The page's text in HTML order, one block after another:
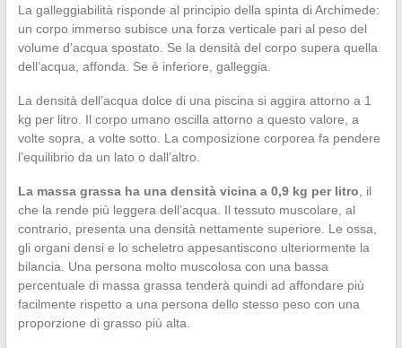
La galleggiabilità risponde al principio della spinta di Archimede:
un corpo immerso subisce una forza verticale pari al peso del
volume d’acqua spostato. Se la densità del corpo supera quella
dell’acqua, affonda. Se è inferiore, galleggia.
La densità dell’acqua dolce di una piscina si aggira attorno a 1
kg per litro. Il corpo umano oscilla attorno a questo valore, a
volte sopra, a volte sotto. La composizione corporea fa pendere
l’equilibrio da un lato o dall’altro.
La massa grassa ha una densità vicina a 0,9 kg per litro , il
che la rende più leggera dell’acqua. Il tessuto muscolare, al
contrario, presenta una densità nettamente superiore. Le ossa,
gli organi densi e lo scheletro appesantiscono ulteriormente la
bilancia. Una persona molto muscolosa con una bassa
percentuale di massa grassa tenderà quindi ad affondare più
facilmente rispetto a una persona dello stesso peso con una
proporzione di grasso più alta.